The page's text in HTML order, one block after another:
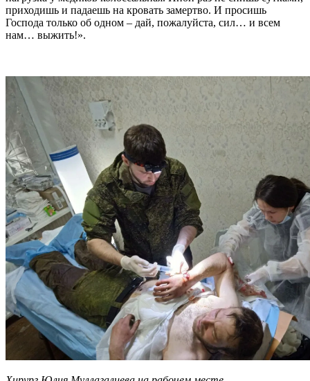
приходишь и падаешь на кровать замертво. И просишь
Господа только об одном – дай, пожалуйста, сил… и всем
нам… выжить!».